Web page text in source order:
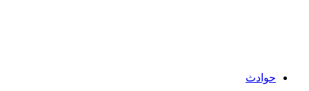
حوادث